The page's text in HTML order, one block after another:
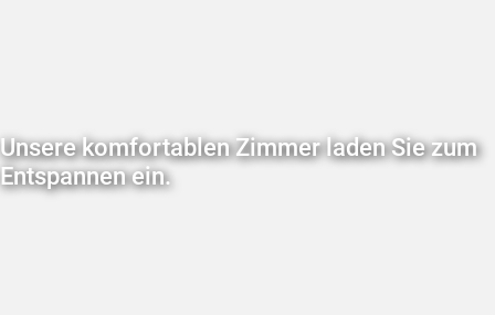
Unsere komfortablen Zimmer laden Sie zum
Entspannen ein.